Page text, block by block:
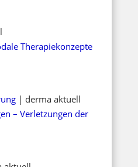
Therapiekonzepte
| derma aktuell
– Verletzungen der